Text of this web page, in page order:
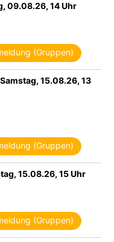
09.08.26, 14 Uhr
(Gruppen)
15.08.26, 13
(Gruppen)
15.08.26, 15 Uhr
(Gruppen)